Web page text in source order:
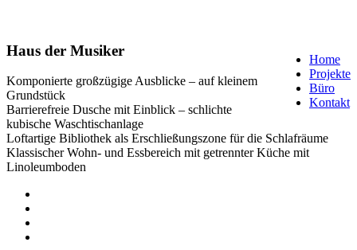
Home
Projekte
Büro
Kontakt
Haus der Musiker
Komponierte großzügige Ausblicke – auf kleinem
Grundstück
Barrierefreie Dusche mit Einblick – schlichte
kubische Waschtischanlage
Loftartige Bibliothek als Erschließungszone für die Schlafräume
Klassischer Wohn- und Essbereich mit getrennter Küche mit
Linoleumboden